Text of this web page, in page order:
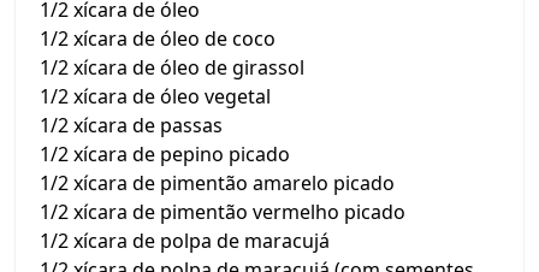
1/2 xícara de óleo
1/2 xícara de óleo de coco
1/2 xícara de óleo de girassol
1/2 xícara de óleo vegetal
1/2 xícara de passas
1/2 xícara de pepino picado
1/2 xícara de pimentão amarelo picado
1/2 xícara de pimentão vermelho picado
1/2 xícara de polpa de maracujá